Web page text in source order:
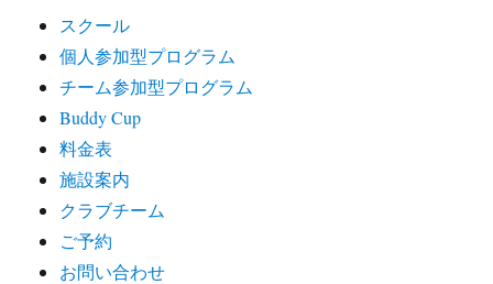
スクール
個人参加型プログラム
チーム参加型プログラム
Buddy Cup
料金表
施設案内
クラブチーム
ご予約
お問い合わせ